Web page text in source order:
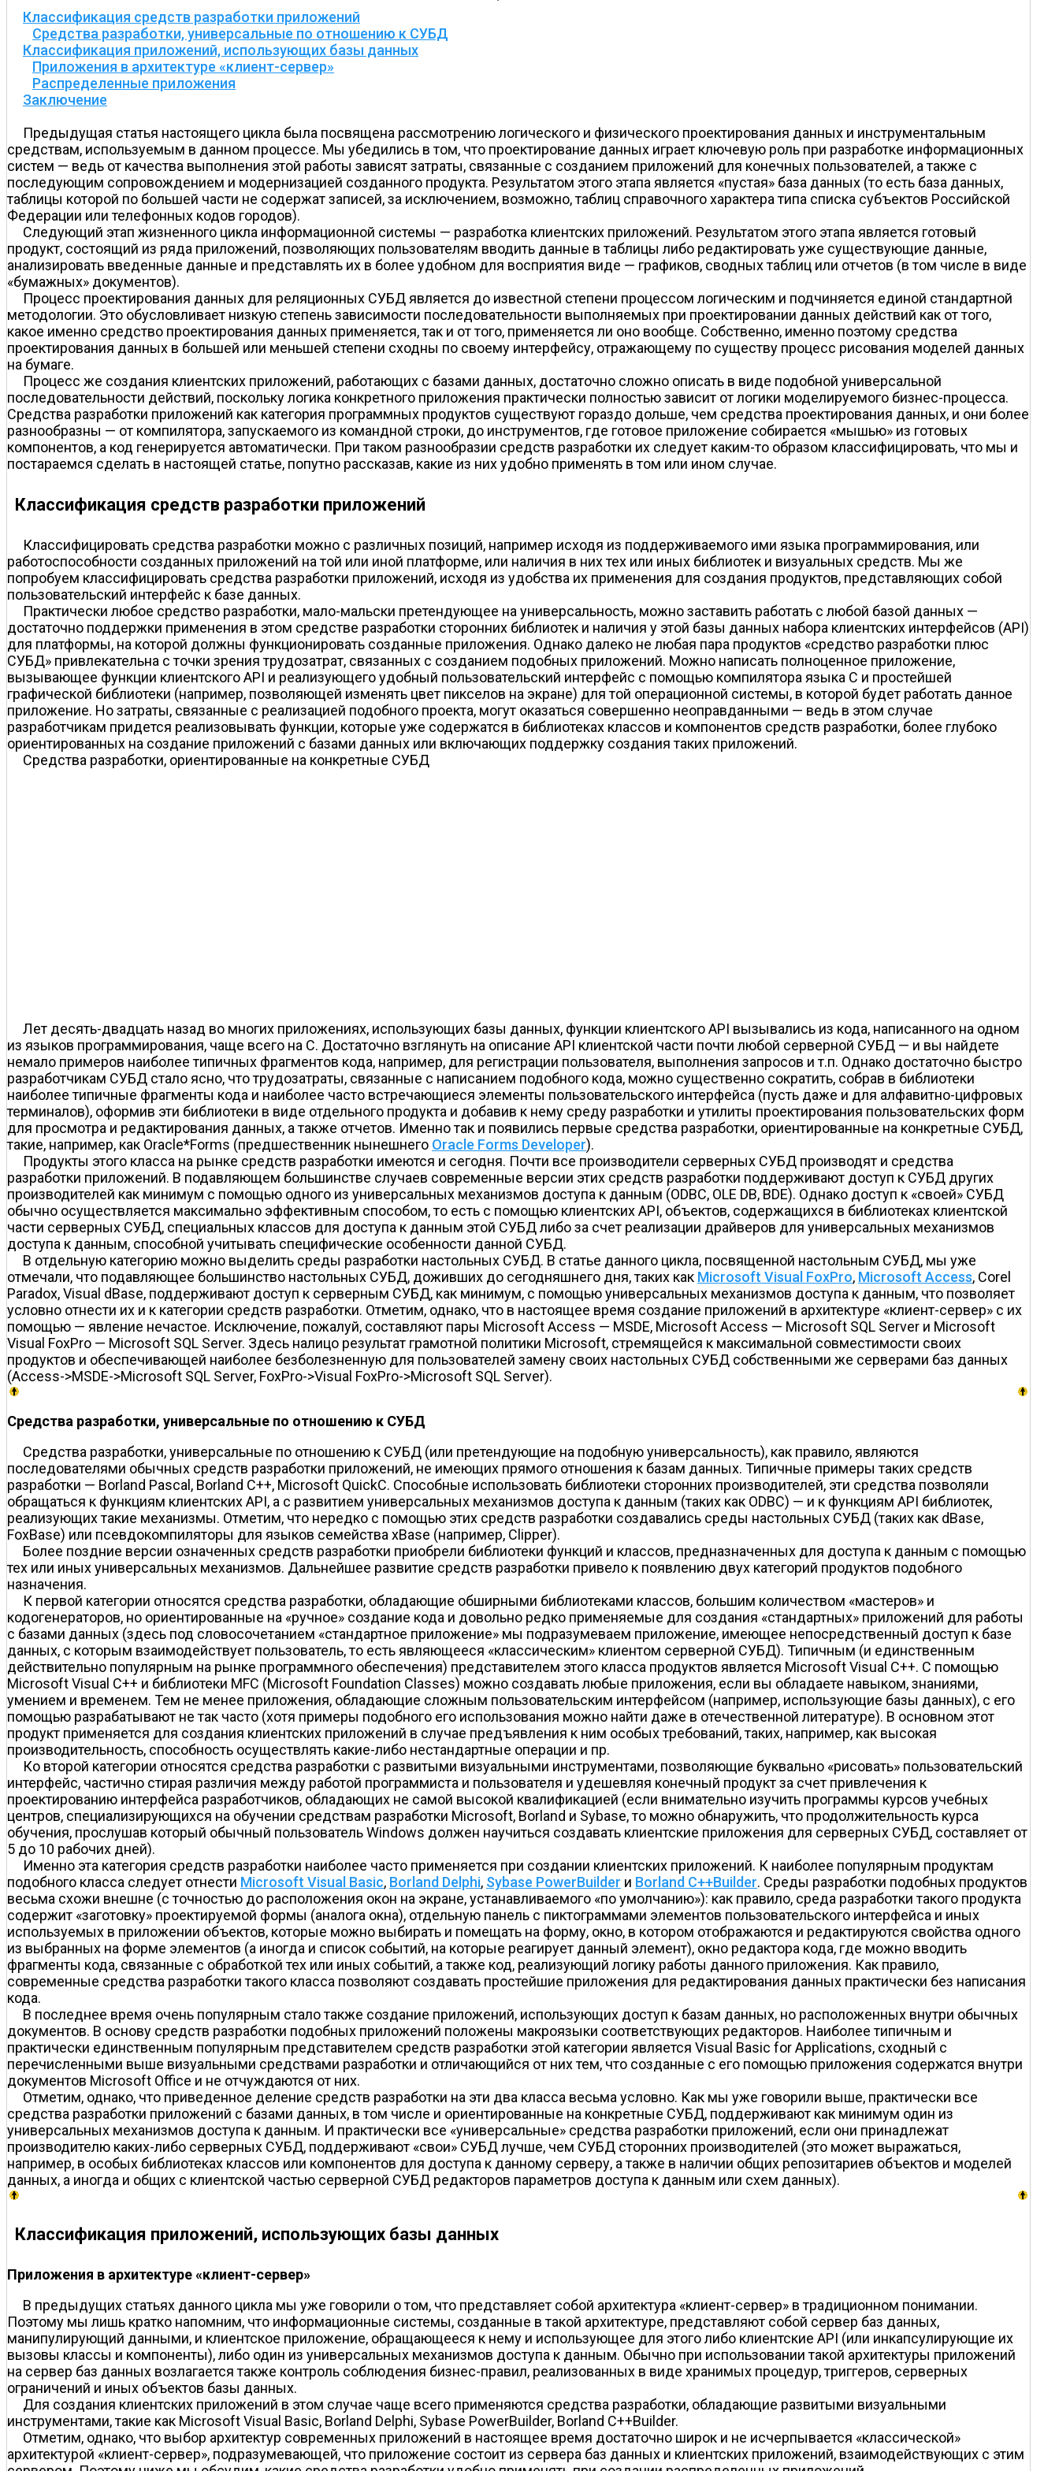
Классификация средств разработки приложений
Средства разработки, универсальные по отношению к СУБД
Классификация приложений, использующих базы данных
Приложения в архитектуре «клиент-сервер»
Распределенные приложения
Заключение
Предыдущая статья настоящего цикла была посвящена рассмотрению логического и физического проектирования данных и инструментальным
средствам, используемым в данном процессе. Мы убедились в том, что проектирование данных играет ключевую роль при разработке информационных
систем — ведь от качества выполнения этой работы зависят затраты, связанные с созданием приложений для конечных пользователей, а также с
последующим сопровождением и модернизацией созданного продукта. Результатом этого этапа является «пустая» база данных (то есть база данных,
таблицы которой по большей части не содержат записей, за исключением, возможно, таблиц справочного характера типа списка субъектов Российской
Федерации или телефонных кодов городов).
Следующий этап жизненного цикла информационной системы — разработка клиентских приложений. Результатом этого этапа является готовый
продукт, состоящий из ряда приложений, позволяющих пользователям вводить данные в таблицы либо редактировать уже существующие данные,
анализировать введенные данные и представлять их в более удобном для восприятия виде — графиков, сводных таблиц или отчетов (в том числе в виде
«бумажных» документов).
Процесс проектирования данных для реляционных СУБД является до известной степени процессом логическим и подчиняется единой стандартной
методологии. Это обусловливает низкую степень зависимости последовательности выполняемых при проектировании данных действий как от того,
какое именно средство проектирования данных применяется, так и от того, применяется ли оно вообще. Собственно, именно поэтому средства
проектирования данных в большей или меньшей степени сходны по своему интерфейсу, отражающему по существу процесс рисования моделей данных
на бумаге.
Процесс же создания клиентских приложений, работающих с базами данных, достаточно сложно описать в виде подобной универсальной
последовательности действий, поскольку логика конкретного приложения практически полностью зависит от логики моделируемого бизнес-процесса.
Средства разработки приложений как категория программных продуктов существуют гораздо дольше, чем средства проектирования данных, и они более
разнообразны — от компилятора, запускаемого из командной строки, до инструментов, где готовое приложение собирается «мышью» из готовых
компонентов, а код генерируется автоматически. При таком разнообразии средств разработки их следует каким-то образом классифицировать, что мы и
постараемся сделать в настоящей статье, попутно рассказав, какие из них удобно применять в том или ином случае.
Классификация средств разработки приложений
Классифицировать средства разработки можно с различных позиций, например исходя из поддерживаемого ими языка программирования, или
работоспособности созданных приложений на той или иной платформе, или наличия в них тех или иных библиотек и визуальных средств. Мы же
попробуем классифицировать средства разработки приложений, исходя из удобства их применения для создания продуктов, представляющих собой
пользовательский интерфейс к базе данных.
Практически любое средство разработки, мало-мальски претендующее на универсальность, можно заставить работать с любой базой данных —
достаточно поддержки применения в этом средстве разработки сторонних библиотек и наличия у этой базы данных набора клиентских интерфейсов (API)
для платформы, на которой должны функционировать созданные приложения. Однако далеко не любая пара продуктов «средство разработки плюс
СУБД» привлекательна с точки зрения трудозатрат, связанных с созданием подобных приложений. Можно написать полноценное приложение,
вызывающее функции клиентского API и реализующего удобный пользовательский интерфейс с помощью компилятора языка С и простейшей
графической библиотеки (например, позволяющей изменять цвет пикселов на экране) для той операционной системы, в которой будет работать данное
приложение. Но затраты, связанные с реализацией подобного проекта, могут оказаться совершенно неоправданными — ведь в этом случае
разработчикам придется реализовывать функции, которые уже содержатся в библиотеках классов и компонентов средств разработки, более глубоко
ориентированных на создание приложений с базами данных или включающих поддержку создания таких приложений.
Средства разработки, ориентированные на конкретные СУБД
Лет десять-двадцать назад во многих приложениях, использующих базы данных, функции клиентского API вызывались из кода, написанного на одном
из языков программирования, чаще всего на C. Достаточно взглянуть на описание API клиентской части почти любой серверной СУБД — и вы найдете
немало примеров наиболее типичных фрагментов кода, например, для регистрации пользователя, выполнения запросов и т.п. Однако достаточно быстро
разработчикам СУБД стало ясно, что трудозатраты, связанные с написанием подобного кода, можно существенно сократить, собрав в библиотеки
наиболее типичные фрагменты кода и наиболее часто встречающиеся элементы пользовательского интерфейса (пусть даже и для алфавитно-цифровых
терминалов), оформив эти библиотеки в виде отдельного продукта и добавив к нему среду разработки и утилиты проектирования пользовательских форм
для просмотра и редактирования данных, а также отчетов. Именно так и появились первые средства разработки, ориентированные на конкретные СУБД,
такие, например, как Oracle*Forms (предшественник нынешнего Oracle Forms Developer).
Продукты этого класса на рынке средств разработки имеются и сегодня. Почти все производители серверных СУБД производят и средства
разработки приложений. В подавляющем большинстве случаев современные версии этих средств разработки поддерживают доступ к СУБД других
производителей как минимум с помощью одного из универсальных механизмов доступа к данным (ODBC, OLE DB, BDE). Однако доступ к «своей» СУБД
обычно осуществляется максимально эффективным способом, то есть с помощью клиентских API, объектов, содержащихся в библиотеках клиентской
части серверных СУБД, специальных классов для доступа к данным этой СУБД либо за счет реализации драйверов для универсальных механизмов
доступа к данным, способной учитывать специфические особенности данной СУБД.
В отдельную категорию можно выделить среды разработки настольных СУБД. В статье данного цикла, посвященной настольным СУБД, мы уже
отмечали, что подавляющее большинство настольных СУБД, доживших до сегодняшнего дня, таких как Microsoft Visual FoxPro, Microsoft Access, Corel
Paradox, Visual dBase, поддерживают доступ к серверным СУБД, как минимум, с помощью универсальных механизмов доступа к данным, что позволяет
условно отнести их и к категории средств разработки. Отметим, однако, что в настоящее время создание приложений в архитектуре «клиент-сервер» с их
помощью — явление нечастое. Исключение, пожалуй, составляют пары Microsoft Access — MSDE, Microsoft Access — Microsoft SQL Server и Microsoft
Visual FoxPro — Microsoft SQL Server. Здесь налицо результат грамотной политики Microsoft, стремящейся к максимальной совместимости своих
продуктов и обеспечивающей наиболее безболезненную для пользователей замену своих настольных СУБД собственными же серверами баз данных
(Access->MSDE->Microsoft SQL Server, FoxPro->Visual FoxPro->Microsoft SQL Server).
Средства разработки, универсальные по отношению к СУБД
Средства разработки, универсальные по отношению к СУБД (или претендующие на подобную универсальность), как правило, являются
последователями обычных средств разработки приложений, не имеющих прямого отношения к базам данных. Типичные примеры таких средств
разработки — Borland Pascal, Borland C++, Microsoft QuickC. Способные использовать библиотеки сторонних производителей, эти средства позволяли
обращаться к функциям клиентских API, а с развитием универсальных механизмов доступа к данным (таких как ODBC) — и к функциям API библиотек,
реализующих такие механизмы. Отметим, что нередко с помощью этих средств разработки создавались среды настольных СУБД (таких как dBase,
FoxBase) или псевдокомпиляторы для языков семейства xBase (например, Clipper).
Более поздние версии означенных средств разработки приобрели библиотеки функций и классов, предназначенных для доступа к данным с помощью
тех или иных универсальных механизмов. Дальнейшее развитие средств разработки привело к появлению двух категорий продуктов подобного
назначения.
К первой категории относятся средства разработки, обладающие обширными библиотеками классов, большим количеством «мастеров» и
кодогенераторов, но ориентированные на «ручное» создание кода и довольно редко применяемые для создания «стандартных» приложений для работы
с базами данных (здесь под словосочетанием «стандартное приложение» мы подразумеваем приложение, имеющее непосредственный доступ к базе
данных, с которым взаимодействует пользователь, то есть являющееся «классическим» клиентом серверной СУБД). Типичным (и единственным
действительно популярным на рынке программного обеспечения) представителем этого класса продуктов является Microsoft Visual C++. С помощью
Microsoft Visual C++ и библиотеки MFC (Microsoft Foundation Classes) можно создавать любые приложения, если вы обладаете навыком, знаниями,
умением и временем. Тем не менее приложения, обладающие сложным пользовательским интерфейсом (например, использующие базы данных), с его
помощью разрабатывают не так часто (хотя примеры подобного его использования можно найти даже в отечественной литературе). В основном этот
продукт применяется для создания клиентских приложений в случае предъявления к ним особых требований, таких, например, как высокая
производительность, способность осуществлять какие-либо нестандартные операции и пр.
Ко второй категории относятся средства разработки с развитыми визуальными инструментами, позволяющие буквально «рисовать» пользовательский
интерфейс, частично стирая различия между работой программиста и пользователя и удешевляя конечный продукт за счет привлечения к
проектированию интерфейса разработчиков, обладающих не самой высокой квалификацией (если внимательно изучить программы курсов учебных
центров, специализирующихся на обучении средствам разработки Microsoft, Borland и Sybase, то можно обнаружить, что продолжительность курса
обучения, прослушав который обычный пользователь Windows должен научиться создавать клиентские приложения для серверных СУБД, составляет от
5 до 10 рабочих дней).
Именно эта категория средств разработки наиболее часто применяется при создании клиентских приложений. К наиболее популярным продуктам
подобного класса следует отнести Microsoft Visual Basic, Borland Delphi, Sybase PowerBuilder и Borland C++Builder. Среды разработки подобных продуктов
весьма схожи внешне (с точностью до расположения окон на экране, устанавливаемого «по умолчанию»): как правило, среда разработки такого продукта
содержит «заготовку» проектируемой формы (аналога окна), отдельную панель с пиктограммами элементов пользовательского интерфейса и иных
используемых в приложении объектов, которые можно выбирать и помещать на форму, окно, в котором отображаются и редактируются свойства одного
из выбранных на форме элементов (а иногда и список событий, на которые реагирует данный элемент), окно редактора кода, где можно вводить
фрагменты кода, связанные с обработкой тех или иных событий, а также код, реализующий логику работы данного приложения. Как правило,
современные средства разработки такого класса позволяют создавать простейшие приложения для редактирования данных практически без написания
кода.
В последнее время очень популярным стало также создание приложений, использующих доступ к базам данных, но расположенных внутри обычных
документов. В основу средств разработки подобных приложений положены макроязыки соответствующих редакторов. Наиболее типичным и
практически единственным популярным представителем средств разработки этой категории является Visual Basic for Applications, сходный с
перечисленными выше визуальными средствами разработки и отличающийся от них тем, что созданные с его помощью приложения содержатся внутри
документов Microsoft Office и не отчуждаются от них.
Отметим, однако, что приведенное деление средств разработки на эти два класса весьма условно. Как мы уже говорили выше, практически все
средства разработки приложений с базами данных, в том числе и ориентированные на конкретные СУБД, поддерживают как минимум один из
универсальных механизмов доступа к данным. И практически все «универсальные» средства разработки приложений, если они принадлежат
производителю каких-либо серверных СУБД, поддерживают «свои» СУБД лучше, чем СУБД сторонних производителей (это может выражаться,
например, в особых библиотеках классов или компонентов для доступа к данному серверу, а также в наличии общих репозитариев объектов и моделей
данных, а иногда и общих с клиентской частью серверной СУБД редакторов параметров доступа к данным или схем данных).
Классификация приложений, использующих базы данных
Приложения в архитектуре «клиент-сервер»
В предыдущих статьях данного цикла мы уже говорили о том, что представляет собой архитектура «клиент-сервер» в традиционном понимании.
Поэтому мы лишь кратко напомним, что информационные системы, созданные в такой архитектуре, представляют собой сервер баз данных,
манипулирующий данными, и клиентское приложение, обращающееся к нему и использующее для этого либо клиентские API (или инкапсулирующие их
вызовы классы и компоненты), либо один из универсальных механизмов доступа к данным. Обычно при использовании такой архитектуры приложений
на сервер баз данных возлагается также контроль соблюдения бизнес-правил, реализованных в виде хранимых процедур, триггеров, серверных
ограничений и иных объектов базы данных.
Для создания клиентских приложений в этом случае чаще всего применяются средства разработки, обладающие развитыми визуальными
инструментами, такие как Microsoft Visual Basic, Borland Delphi, Sybase PowerBuilder, Borland C++Builder.
Отметим, однако, что выбор архитектур современных приложений в настоящее время достаточно широк и не исчерпывается «классической»
архитектурой «клиент-сервер», подразумевающей, что приложение состоит из сервера баз данных и клиентских приложений, взаимодействующих с этим